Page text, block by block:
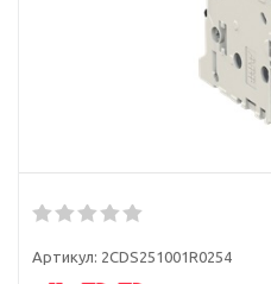
Артикул: 2CDS251001R0254